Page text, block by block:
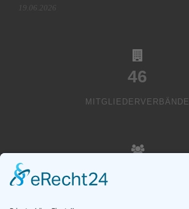
19.06.2026
46
MITGLIEDERVERBÄNDE